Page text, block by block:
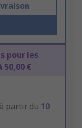
pour les
€
partir du 10